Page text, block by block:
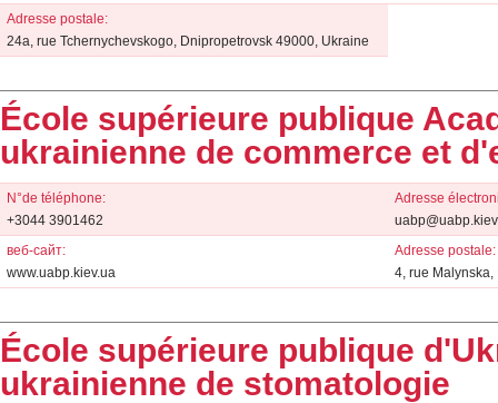
Adresse postale:
24а, rue Tchernychevskogo, Dnipropetrovsk 49000, Ukraine
École supérieure publique
ukrainienne de commerce et
N°de téléphone:
+3044 3901462
Adresse
веб-сайт:
www.uabp.kiev.ua
Adresse postale:
4, rue
École supérieure publique
ukrainienne de stomatologie